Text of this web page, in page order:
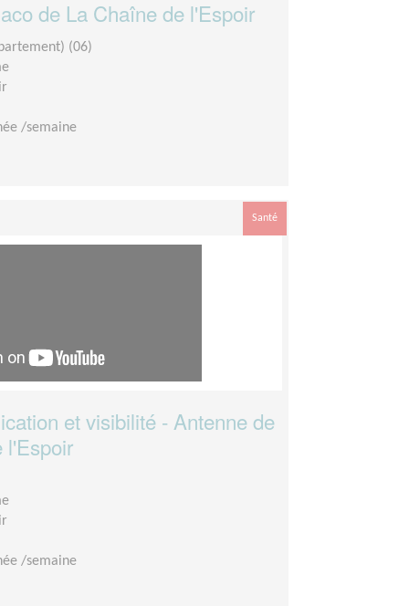
de La Chaîne de l'Espoir
(06)
/semaine
Santé
et visibilité - Antenne de
l'Espoir
/semaine